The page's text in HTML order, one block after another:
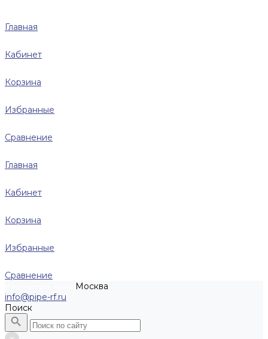
Главная
Кабинет
Корзина
Избранные
Сравнение
Главная
Кабинет
Корзина
Избранные
Сравнение
Москва
info@pipe-rf.ru
Поиск